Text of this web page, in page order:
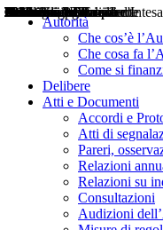
Autorità
Che cos’è
Che cosa fa
Come si
Delibere
Atti e Documenti
Accordi e
Atti di
Pareri,
Relazioni
Relazioni su
Consultazioni
Audizioni
Delibere
Pareri
Consultazioni
Audizioni
Atti di Segnalazione
Accordi e Protocolli d'Intesa
Relazioni annuali
Misure di regolazione
Notizie
Comunicati Stampa
Bollettini ART
Convegni ART
Interviste del Presidente
Articoli in primo piano
Interventi del Presidente
2004
2005
2010
2013
2014
2015
2016
2017
2018
2019
202
2020
2021
2022
2023
2024
2025
2026
Aereo
Marittimo
Terrestre